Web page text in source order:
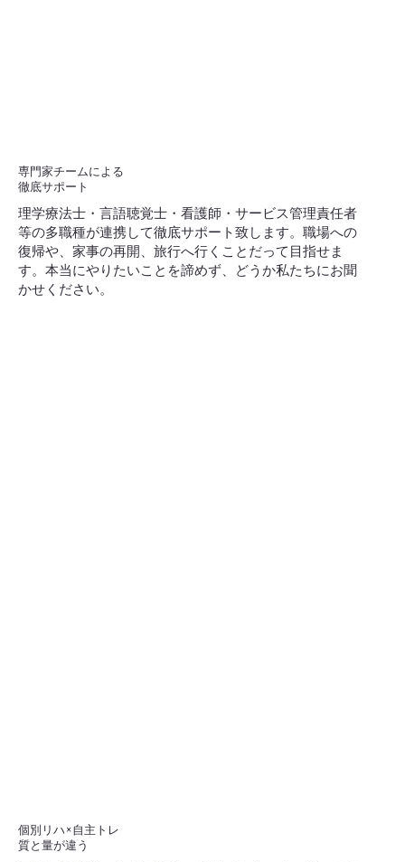
専門家チームによる
​徹底サポート
理学療法士・言語聴覚士・看護師・サービス管理責任者
等の多職種が連携して徹底サポート致します。 職場への
復帰や、家事の再開、旅行へ行くことだって目指せま
す。本当にやりたいことを諦めず、どうか私たちにお聞
かせください。
個別リハ×自主トレ
質と量が違う